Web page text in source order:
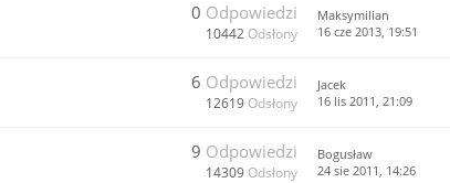
0 Odpowiedzi
10442 Odsłony
Maksymilian
16 cze 2013, 19:51
6 Odpowiedzi
12619 Odsłony
Jacek
16 lis 2011, 21:09
9 Odpowiedzi
14309 Odsłony
Bogusław
24 sie 2011, 14:26